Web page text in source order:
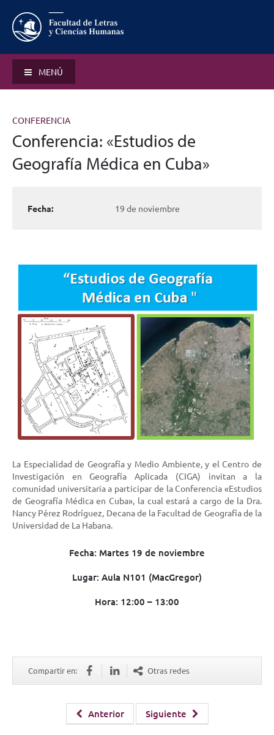
MENÚ
CONFERENCIA
Conferencia: «Estudios de
Geografía Médica en Cuba»
Fecha: 19 de noviembre
La Especialidad de Geografía y Medio Ambiente, y el Centro de
Investigación en Geografía Aplicada (CIGA) invitan a la
comunidad universitaria a participar de la Conferencia «Estudios
de Geografía Médica en Cuba», la cual estará a cargo de la Dra.
Nancy Pérez Rodríguez, Decana de la Facultad de Geografía de la
Universidad de La Habana.
Fecha: Martes 19 de noviembre
Lugar: Aula N101 (MacGregor)
Hora: 12:00 – 13:00
Compartir en: Otras redes
Anterior Siguiente